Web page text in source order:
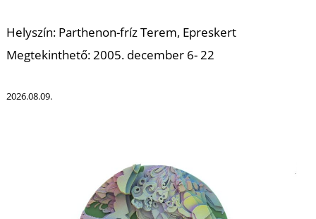
Helyszín:Parthenon-fríz Terem, Epreskert
Megtekinthető:2005. december 6- 22
2026.08.09.